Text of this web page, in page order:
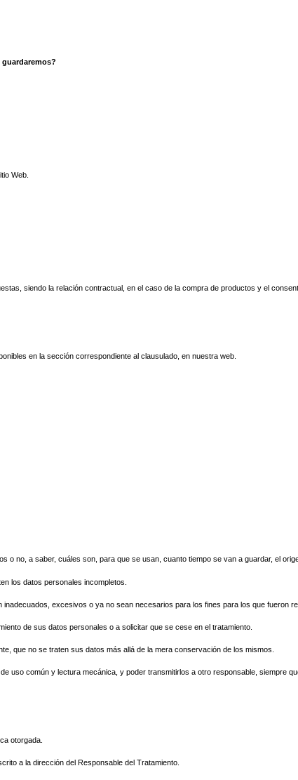
Web.
siendo la relación contractual, en el caso de la compra de productos y el
en la sección correspondiente al clausulado, en nuestra web.
no, a saber, cuáles son, para que se usan, cuanto tiempo se van a guardar, el
los datos personales incompletos.
excesivos o ya no sean necesarios para los fines para los que fueron
de sus datos personales o a solicitar que se cese en el tratamiento.
que no se traten sus datos más allá de la mera conservación de los mismos.
uso común y lectura mecánica, y poder transmitirlos a otro responsable, siempre
otorgada.
a la dirección del Responsable del Tratamiento.